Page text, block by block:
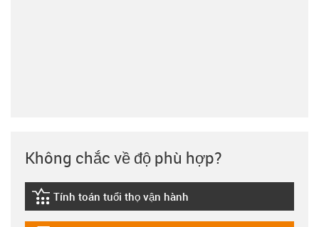
Không chắc về độ phù hợp?
igus-icon-lebensdauerrechner
Tính toán tuổi thọ vận hành